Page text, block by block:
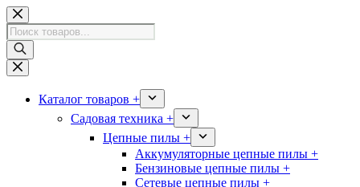
Перейти
к
сути
Поиск
товаров
Каталог товаров +
Садовая техника +
Цепные пилы +
Аккумуляторные цепные пилы +
Бензиновые цепные пилы +
Сетевые цепные пилы +